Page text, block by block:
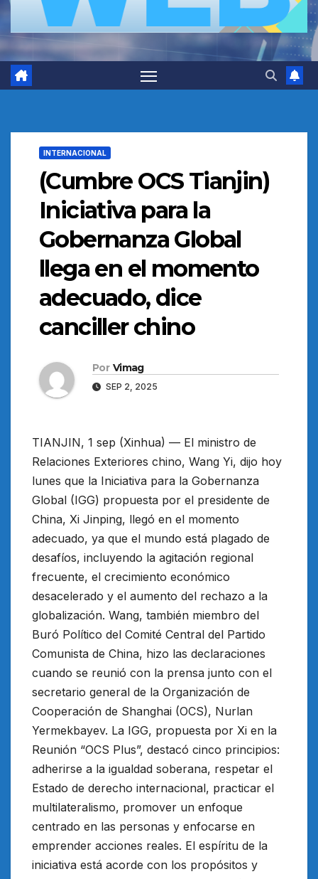
INTERNACIONAL
(Cumbre OCS Tianjin)
Iniciativa para la
Gobernanza Global
llega en el momento
adecuado, dice
canciller chino
Por Vimag
SEP 2, 2025
TIANJIN, 1 sep (Xinhua) — El ministro de
Relaciones Exteriores chino, Wang Yi, dijo hoy
lunes que la Iniciativa para la Gobernanza
Global (IGG) propuesta por el presidente de
China, Xi Jinping, llegó en el momento
adecuado, ya que el mundo está plagado de
desafíos, incluyendo la agitación regional
frecuente, el crecimiento económico
desacelerado y el aumento del rechazo a la
globalización. Wang, también miembro del
Buró Político del Comité Central del Partido
Comunista de China, hizo las declaraciones
cuando se reunió con la prensa junto con el
secretario general de la Organización de
Cooperación de Shanghai (OCS), Nurlan
Yermekbayev. La IGG, propuesta por Xi en la
Reunión “OCS Plus”, destacó cinco principios:
adherirse a la igualdad soberana, respetar el
Estado de derecho internacional, practicar el
multilateralismo, promover un enfoque
centrado en las personas y enfocarse en
emprender acciones reales. El espíritu de la
iniciativa está acorde con los propósitos y